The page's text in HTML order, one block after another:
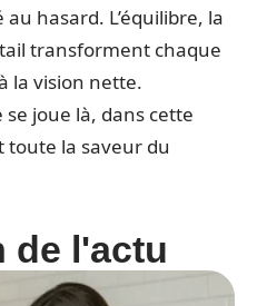
hasard. L’équilibre, la
transforment chaque
la vision nette.
joue là, dans cette
la saveur du
de l'actu